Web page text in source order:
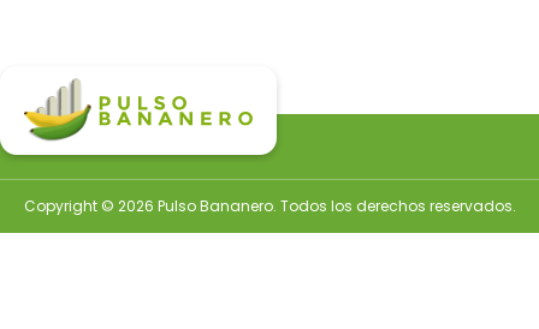
Copyright © 2026 Pulso Bananero. Todos los derechos reservados.